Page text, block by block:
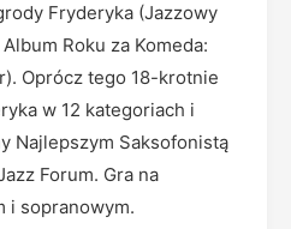
Fryderyka (Jazzowy
Roku za Komeda:
Oprócz tego 18-krotnie
w 12 kategoriach i
Najlepszym Saksofonistą
Forum. Gra na
i sopranowym.